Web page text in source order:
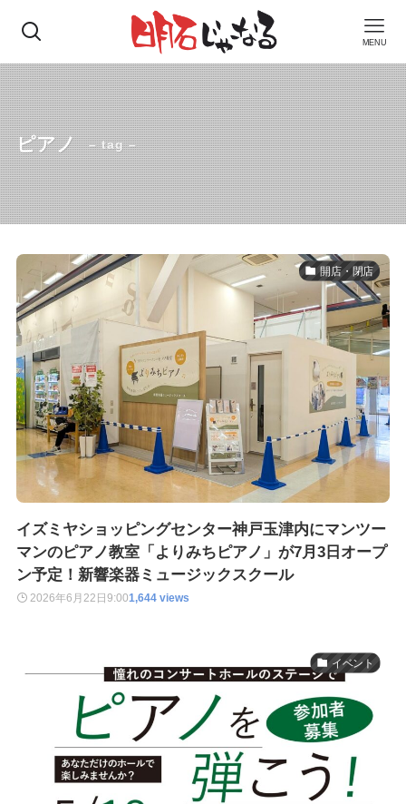
MENU
ピアノ – tag –
開店・閉店
イズミヤショッピングセンター神戸玉津内にマンツー
マンのピアノ教室「よりみちピアノ」が7月3日オープ
ン予定！新響楽器ミュージックスクール
2026年6月22日 9:001,644 views
イベント